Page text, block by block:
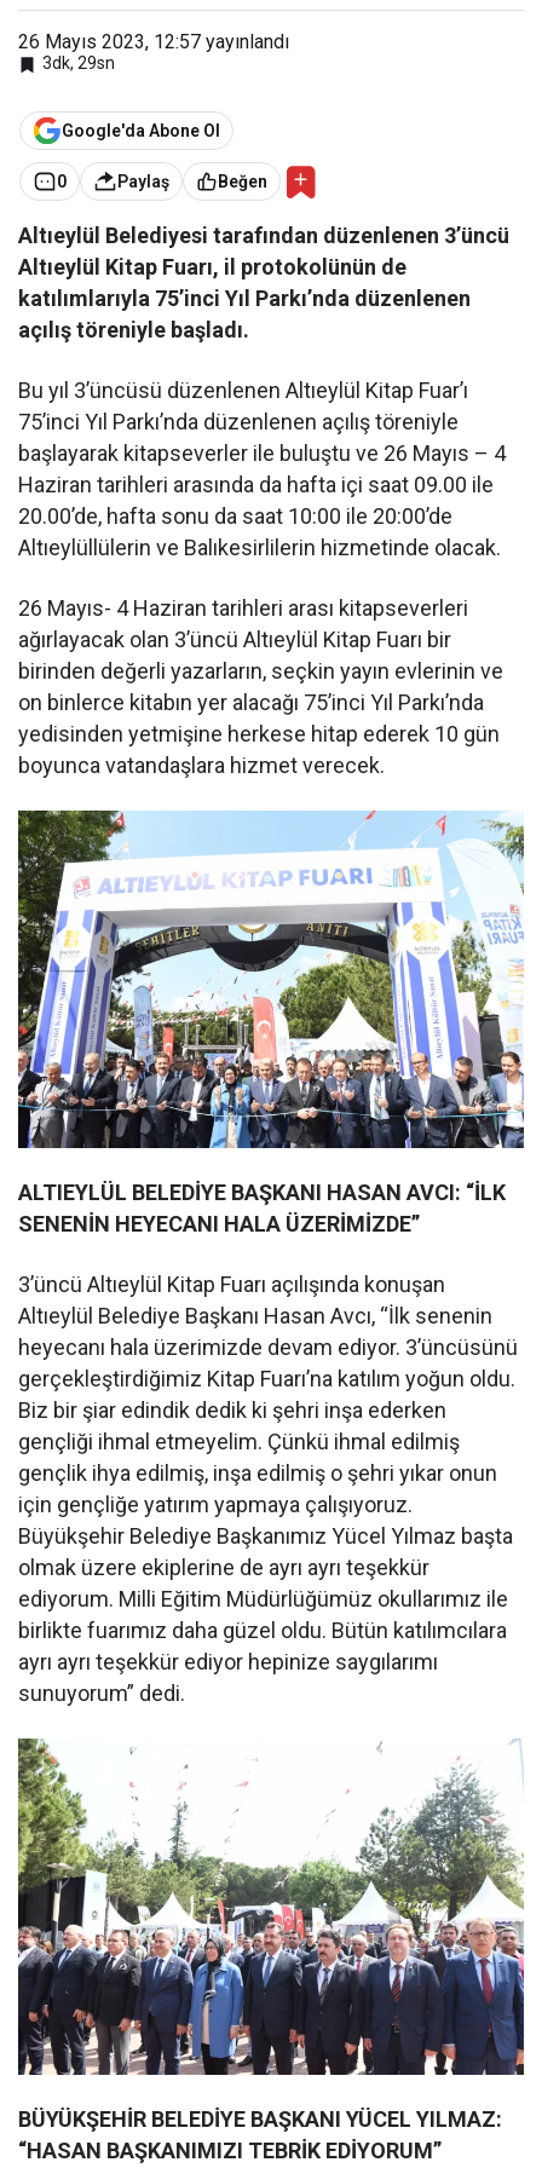
26 Mayıs 2023, 12:57 yayınlandı
3dk, 29sn
Google'da Abone Ol
0 Paylaş Beğen
Altıeylül Belediyesi tarafından düzenlenen 3’üncü
Altıeylül Kitap Fuarı, il protokolünün de
katılımlarıyla 75’inci Yıl Parkı’nda düzenlenen
açılış töreniyle başladı.
Bu yıl 3’üncüsü düzenlenen Altıeylül Kitap Fuar’ı
75’inci Yıl Parkı’nda düzenlenen açılış töreniyle
başlayarak kitapseverler ile buluştu ve 26 Mayıs – 4
Haziran tarihleri arasında da hafta içi saat 09.00 ile
20.00’de, hafta sonu da saat 10:00 ile 20:00’de
Altıeylüllülerin ve Balıkesirlilerin hizmetinde olacak.
26 Mayıs- 4 Haziran tarihleri arası kitapseverleri
ağırlayacak olan 3’üncü Altıeylül Kitap Fuarı bir
birinden değerli yazarların, seçkin yayın evlerinin ve
on binlerce kitabın yer alacağı 75’inci Yıl Parkı’nda
yedisinden yetmişine herkese hitap ederek 10 gün
boyunca vatandaşlara hizmet verecek.
ALTIEYLÜL BELEDİYE BAŞKANI HASAN AVCI: “İLK
SENENİN HEYECANI HALA ÜZERİMİZDE”
3’üncü Altıeylül Kitap Fuarı açılışında konuşan
Altıeylül Belediye Başkanı Hasan Avcı, “İlk senenin
heyecanı hala üzerimizde devam ediyor. 3’üncüsünü
gerçekleştirdiğimiz Kitap Fuarı’na katılım yoğun oldu.
Biz bir şiar edindik dedik ki şehri inşa ederken
gençliği ihmal etmeyelim. Çünkü ihmal edilmiş
gençlik ihya edilmiş, inşa edilmiş o şehri yıkar onun
için gençliğe yatırım yapmaya çalışıyoruz.
Büyükşehir Belediye Başkanımız Yücel Yılmaz başta
olmak üzere ekiplerine de ayrı ayrı teşekkür
ediyorum. Milli Eğitim Müdürlüğümüz okullarımız ile
birlikte fuarımız daha güzel oldu. Bütün katılımcılara
ayrı ayrı teşekkür ediyor hepinize saygılarımı
sunuyorum” dedi.
BÜYÜKŞEHİR BELEDİYE BAŞKANI YÜCEL YILMAZ:
“HASAN BAŞKANIMIZI TEBRİK EDİYORUM”